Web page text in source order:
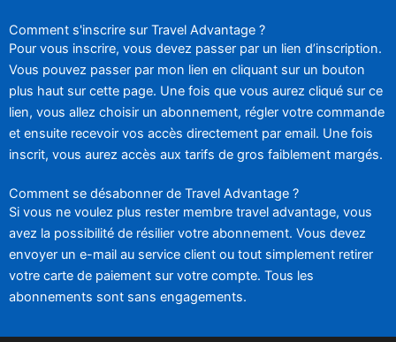
Comment s'inscrire sur Travel Advantage ?
Pour vous inscrire, vous devez passer par un lien d’inscription.
Vous pouvez passer par mon lien en cliquant sur un bouton
plus haut sur cette page. Une fois que vous aurez cliqué sur ce
lien, vous allez choisir un abonnement, régler votre commande
et ensuite recevoir vos accès directement par email. Une fois
inscrit, vous aurez accès aux tarifs de gros faiblement margés.
Comment se désabonner de Travel Advantage ?
Si vous ne voulez plus rester membre travel advantage, vous
avez la possibilité de résilier votre abonnement. Vous devez
envoyer un e-mail au service client ou tout simplement retirer
votre carte de paiement sur votre compte. Tous les
abonnements sont sans engagements.